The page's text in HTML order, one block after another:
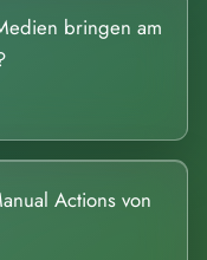
bringen am
Actions von